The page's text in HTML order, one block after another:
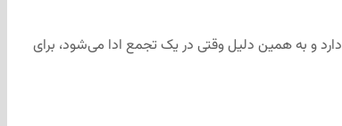
و به همین دلیل وقتی در یک تجمع ادا می‌شود، برای